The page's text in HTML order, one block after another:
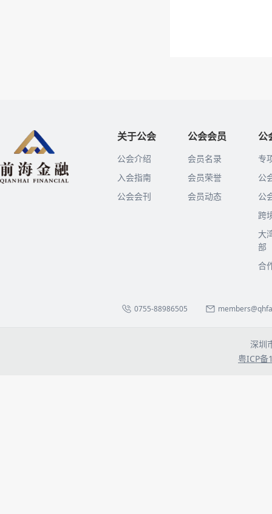
关于公会
公会介绍
入会指南
公会会刊
公会会员
会员名录
会员荣誉
会员动态
公
专
公
公
跨
大
部
合
0755-88986505
深圳
粤ICP